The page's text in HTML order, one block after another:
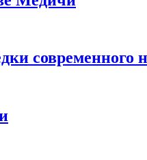
современного